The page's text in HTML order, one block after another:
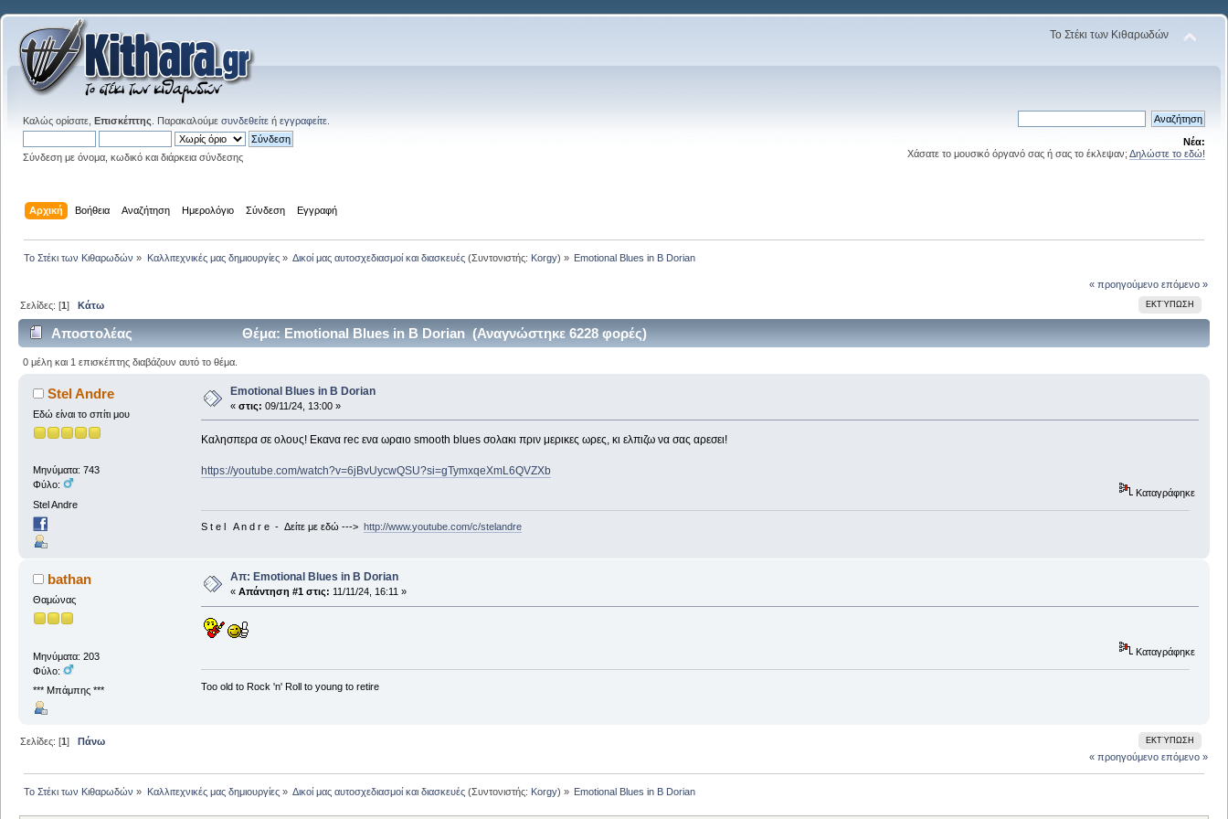
Το Στέκι των Κιθαρωδών
Καλώς ορίσατε, Επισκέπτης . Παρακαλούμε συνδεθείτε ή εγγραφείτε
Σύνδεση με όνομα, κωδικό και διάρκεια σύνδεσης
Νέα:
Χάσατε το μουσικό όργανό σας ή σας το έκλεψαν; Δηλώστε το εδώ!
Αρχική Βοήθεια Αναζήτηση Ημερολόγιο Σύνδεση Εγγραφή
Το Στέκι των Κιθαρωδών » Καλλιτεχνικές μας δημιουργίες» Δικοί μας αυτοσχεδιασμοί και διασκευές(Συντονιστής: Korgy) » Emotional Blues in B Dorian
« προηγούμενο επόμενο »
ΕΚΤΎΠΩΣΗ
Σελίδες: [1]Κάτω
Αποστολέας Θέμα: Emotional Blues in B Dorian (Αναγνώστηκε 6228 φορές)
0 μέλη και 1 επισκέπτης διαβάζουν αυτό το θέμα.
Stel Andre
Εδώ είναι το σπίτι μου
Μηνύματα: 743
Φύλο:
Stel Andre
Emotional Blues in B Dorian
« στις: 09/11/24, 13:00 »
Καλησπερα σε ολους! Εκανα rec ενα ωραιο smooth blues σολακι πριν μερικες ωρες, κι ελπιζω να σας αρεσει!
https://youtube.com/watch?v=6jBvUycwQSU?si=gTymxqeXmL6QVZXb
Καταγράφηκε
S t e l A n d r e - Δείτε με εδώ ---> http://www.youtube.com/c/stelandre
bathan
Θαμώνας
Μηνύματα: 203
Φύλο:
*** Μπάμπης ***
Απ: Emotional Blues in B Dorian
« Απάντηση #1 στις: 11/11/24, 16:11 »
Καταγράφηκε
Too old to Rock 'n' Roll to young to retire
ΕΚΤΎΠΩΣΗ
Σελίδες: [1]
Πάνω
« προηγούμενο επόμενο »
Το Στέκι των Κιθαρωδών » Καλλιτεχνικές μας δημιουργίες» Δικοί μας αυτοσχεδιασμοί και διασκευές(Συντονιστής: Korgy) » Emotional Blues in B Dorian